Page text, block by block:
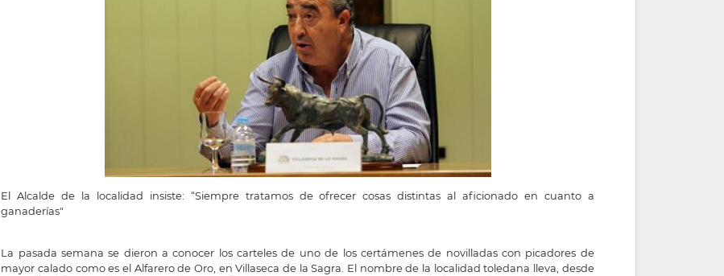
El Alcalde de la localidad insiste: “Siempre tratamos de ofrecer cosas distintas al aficionado en cuanto a
ganaderías"
La pasada semana se dieron a conocer los carteles de uno de los certámenes de novilladas con picadores de
mayor calado como es el Alfarero de Oro, en Villaseca de la Sagra. El nombre de la localidad toledana lleva, desde